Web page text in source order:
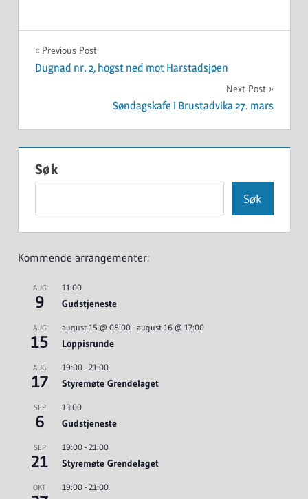
UKATEGORISERT
Innleggsnavigasjon
Previous Post
Dugnad nr. 2, hogst ned mot Harstadsjøen
Next Post
Søndagskafe i Brustadvika 27. mars
Søk
Søk
Kommende arrangementer:
AUG
9
11:00
Gudstjeneste
AUG
15
august 15 @ 08:00- august 16 @ 17:00
Loppisrunde
AUG
17
19:00- 21:00
Styremøte Grendelaget
SEP
6
13:00
Gudstjeneste
SEP
21
19:00- 21:00
Styremøte Grendelaget
OKT 19:00- 21:00